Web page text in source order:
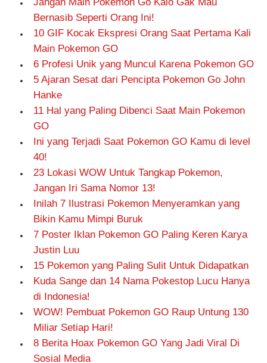
Bernasib Seperti Orang Ini!
10 GIF Kocak Ekspresi Orang Saat Pertama Kali
Main Pokemon GO
6 Profesi Unik yang Muncul Karena Pokemon GO
5 Ajaran Sesat dari Pencipta Pokemon Go John
Hanke
11 Hal yang Paling Dibenci Saat Main Pokemon
GO
Ini yang Terjadi Saat Pokemon GO Kamu di level
40!
23 Lokasi WOW Untuk Tangkap Pokemon,
Jangan Iri Sama Nomor 13!
Inilah 7 Ilustrasi Pokemon Menyeramkan yang
Bikin Kamu Mimpi Buruk
7 Poster Iklan Pokemon GO Paling Keren Karya
Justin Luu
15 Pokemon yang Paling Sulit Untuk Didapatkan
Kuda Sange dan 14 Nama Pokestop Lucu Hanya
di Indonesia!
WOW! Pembuat Pokemon GO Raup Untung 130
Miliar Setiap Hari!
8 Berita Hoax Pokemon GO Yang Jadi Viral Di
Sosial Media